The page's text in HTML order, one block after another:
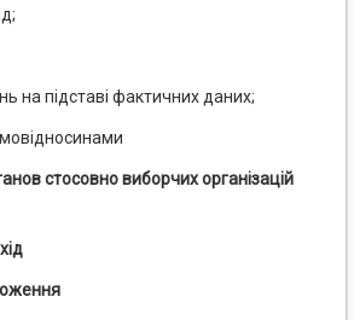
на підставі фактичних даних;
стосовно виборчих організацій